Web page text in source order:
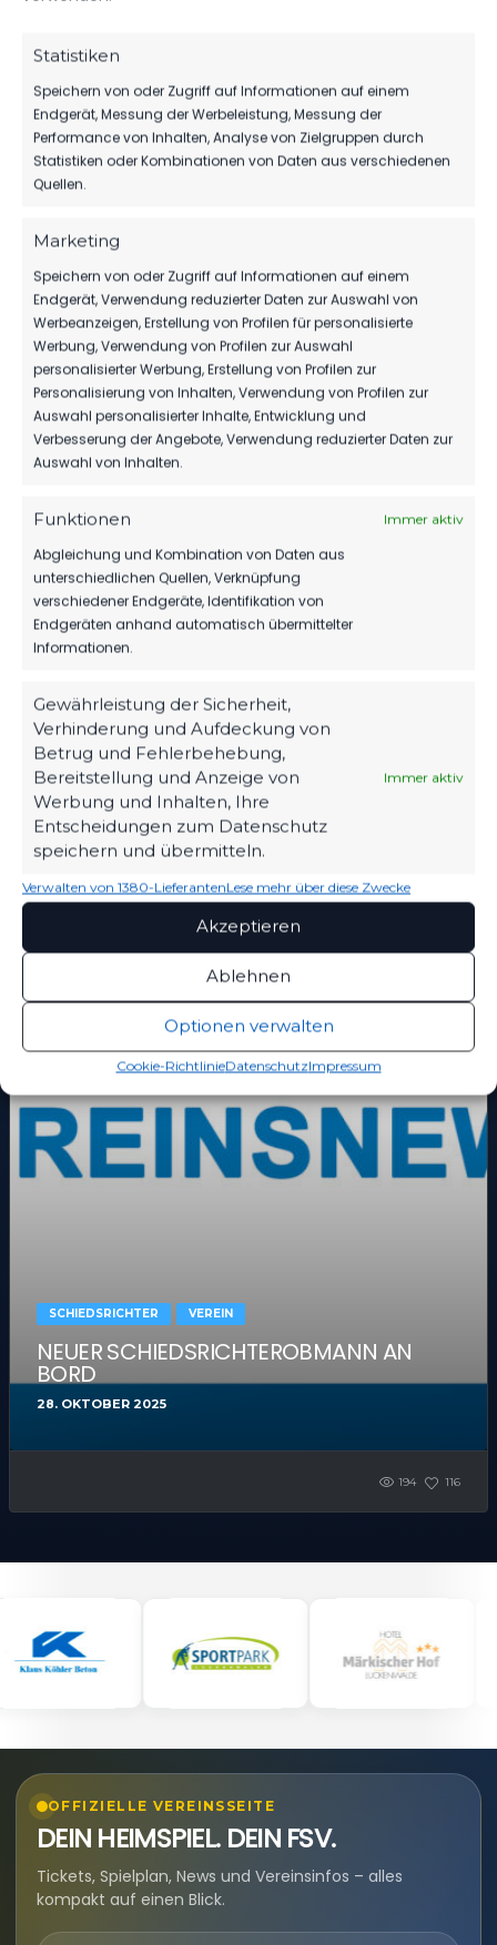
Statistiken
Speichern von oder Zugriff auf Informationen auf einem
Endgerät, Messung der Werbeleistung, Messung der
Performance von Inhalten, Analyse von Zielgruppen durch
Statistiken oder Kombinationen von Daten aus verschiedenen
Quellen.
Marketing
Speichern von oder Zugriff auf Informationen auf einem
Endgerät, Verwendung reduzierter Daten zur Auswahl von
Werbeanzeigen, Erstellung von Profilen für personalisierte
Werbung, Verwendung von Profilen zur Auswahl
personalisierter Werbung, Erstellung von Profilen zur
Personalisierung von Inhalten, Verwendung von Profilen zur
Auswahl personalisierter Inhalte, Entwicklung und
Verbesserung der Angebote, Verwendung reduzierter Daten zur
Auswahl von Inhalten.
Funktionen Immer aktiv
Abgleichung und Kombination von Daten aus
unterschiedlichen Quellen, Verknüpfung
verschiedener Endgeräte, Identifikation von
Endgeräten anhand automatisch übermittelter
Informationen.
Gewährleistung der Sicherheit,
Verhinderung und Aufdeckung von
Betrug und Fehlerbehebung,
Bereitstellung und Anzeige von
Werbung und Inhalten, Ihre
Entscheidungen zum Datenschutz
speichern und übermitteln.
Immer aktiv
Verwalten von 1380-LieferantenLese mehr über diese Zwecke
Akzeptieren
Ablehnen
Optionen verwalten
Cookie-RichtlinieDatenschutzImpressum
296
2.MÄNNER SCHIEDSRICHTER SPONSOREN
MIERSDORF/ZEUTHEN GELINGT BEIM 3.
LUCKENWALDER PELIKAN-MASTERS DER
3. JANUAR 2026
601 175
SCHIEDSRICHTER VEREIN
NEUER SCHIEDSRICHTEROBMANN AN
BORD
28. OKTOBER 2025
194 116
OFFIZIELLE VEREINSSEITE
DEIN HEIMSPIEL. DEIN FSV.
Tickets, Spielplan, News und Vereinsinfos – alles
kompakt auf einen Blick.